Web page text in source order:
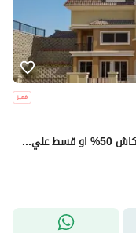
تاون هاوس للبيع في سراي مدينه مصر بخصم كاش 50% او قسط علي 12 سنه بدون مقدم 0% في قلب المستقبل ستي | Sarai